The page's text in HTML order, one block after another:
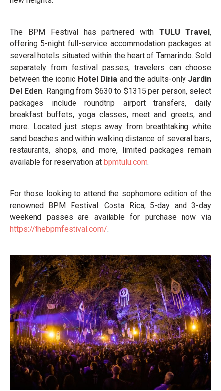
The BPM Festival has partnered withTULU Travel,
offering 5-night full-service accommodation packages at
several hotels situated within the heart of Tamarindo. Sold
separately from festival passes, travelers can choose
between the iconic Hotel Diria and the adults-only Jardin
Del Eden. Ranging from $630 to $1315 per person, select
packages include roundtrip airport transfers, daily
breakfast buffets, yoga classes, meet and greets, and
more. Located just steps away from breathtaking white
sand beaches and within walking distance of several bars,
restaurants, shops, and more, limited packages remain
available for reservation at bpmtulu.com.
For those looking to attend the sophomore edition of the
renowned BPM Festival: Costa Rica, 5-day and 3-day
weekend passes are available for purchase now via
https://thebpmfestival.com/.